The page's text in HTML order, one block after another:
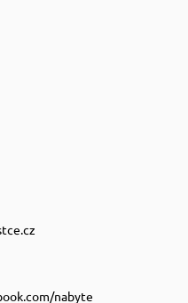
nabyte